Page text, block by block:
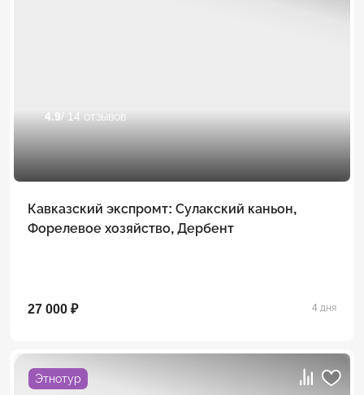
4.9/ 14 отзывов
Кавказский экспромт: Сулакский каньон,
Форелевое хозяйство, Дербент
27 000 ₽ 4 дня
Этнотур